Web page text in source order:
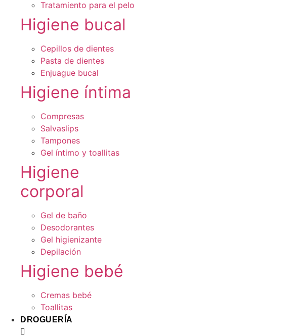
Tratamiento para el pelo
Higiene bucal
Cepillos de dientes
Pasta de dientes
Enjuague bucal
Higiene íntima
Compresas
Salvaslips
Tampones
Gel íntimo y toallitas
Higiene
corporal
Gel de baño
Desodorantes
Gel higienizante
Depilación
Higiene bebé
Cremas bebé
Toallitas
DROGUERÍA